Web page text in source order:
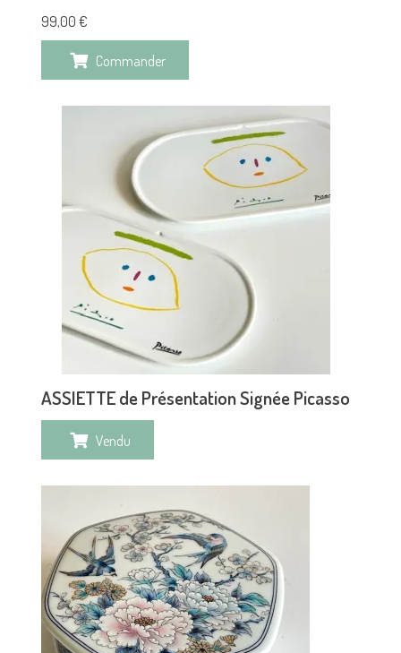
99,00 €
Commander
ASSIETTE de Présentation Signée Picasso
Vendu